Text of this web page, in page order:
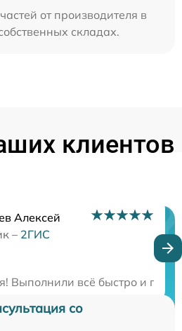
от производителя в
складах.
клиентов
Алексей
– 2ГИС
Выполнили всё быстро и по
со